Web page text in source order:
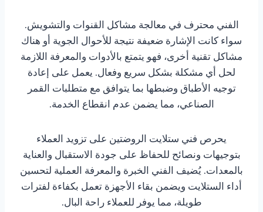
الفني محترف في معالجة مشاكل القنوات والتشويش.
سواء كانت الإشارة ضعيفة نتيجة للأحوال الجوية أو هناك
مشاكل تقنية أخرى، فهو يتمتع بالأدوات والمعرفة اللازمة
لحل أي مشكلة بشكل سريع وفعال. يعمل على إعادة
توجيه الأطباق وضبطها بما يتوافق مع متطلبات القمر
الصناعي، مما يضمن عدم انقطاع الخدمة.
يحرص فني ستلايت الروضتين على تزويد العملاء
بتوجيهات ونصائح للحفاظ على جودة الاستقبال والعناية
بالمعدات. يُضيف الفني الخبرة والمعرفة العملية لتحسين
أداء الستلايت ويضمن بقاء الأجهزة تعمل بكفاءة لفترات
طويلة، مما يوفر للعملاء راحة البال.